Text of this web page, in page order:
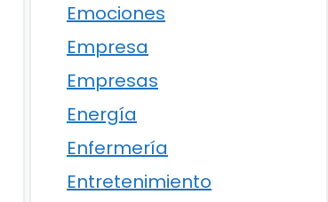
Emociones
Empresa
Empresas
Energía
Enfermería
Entretenimiento